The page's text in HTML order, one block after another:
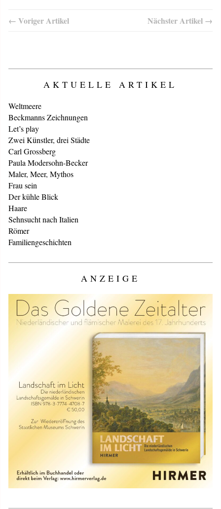
← Voriger Artikel Nächster Artikel →
AKTUELLE ARTIKEL
Weltmeere
Beckmanns Zeichnungen
Let’s play
Zwei Künstler, drei Städte
Carl Grossberg
Paula Modersohn-Becker
Maler, Meer, Mythos
Frau sein
Der kühle Blick
Haare
Sehnsucht nach Italien
Römer
Familiengeschichten
ANZEIGE